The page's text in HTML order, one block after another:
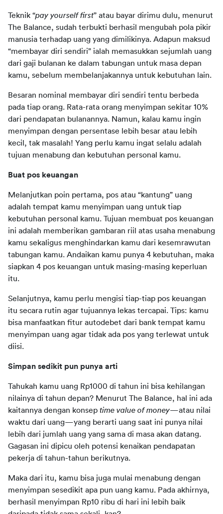
Teknik “pay yourself first” atau bayar dirimu dulu, menurut
The Balance, sudah terbukti berhasil mengubah pola pikir
manusia terhadap uang yang dimilikinya. Adapun maksud
“membayar diri sendiri” ialah memasukkan sejumlah uang
dari gaji bulanan ke dalam tabungan untuk masa depan
kamu, sebelum membelanjakannya untuk kebutuhan lain.
Besaran nominal membayar diri sendiri tentu berbeda
pada tiap orang. Rata-rata orang menyimpan sekitar 10%
dari pendapatan bulanannya. Namun, kalau kamu ingin
menyimpan dengan persentase lebih besar atau lebih
kecil, tak masalah! Yang perlu kamu ingat selalu adalah
tujuan menabung dan kebutuhan personal kamu.
Buat pos keuangan
Melanjutkan poin pertama, pos atau “kantung” uang
adalah tempat kamu menyimpan uang untuk tiap
kebutuhan personal kamu. Tujuan membuat pos keuangan
ini adalah memberikan gambaran riil atas usaha menabung
kamu sekaligus menghindarkan kamu dari kesemrawutan
tabungan kamu. Andaikan kamu punya 4 kebutuhan, maka
siapkan 4 pos keuangan untuk masing-masing keperluan
itu.
Selanjutnya, kamu perlu mengisi tiap-tiap pos keuangan
itu secara rutin agar tujuannya lekas tercapai. Tips: kamu
bisa manfaatkan fitur autodebet dari bank tempat kamu
menyimpan uang agar tidak ada pos yang terlewat untuk
diisi.
Simpan sedikit pun punya arti
Tahukah kamu uang Rp1000 di tahun ini bisa kehilangan
nilainya di tahun depan? Menurut The Balance, hal ini ada
kaitannya dengan konsep time value of money—atau nilai
waktu dari uang—yang berarti uang saat ini punya nilai
lebih dari jumlah uang yang sama di masa akan datang.
Gagasan ini dipicu oleh potensi kenaikan pendapatan
pekerja di tahun-tahun berikutnya.
Maka dari itu, kamu bisa juga mulai menabung dengan
menyimpan sesedikit apa pun uang kamu. Pada akhirnya,
berhasil menyimpan Rp10 ribu di hari ini lebih baik